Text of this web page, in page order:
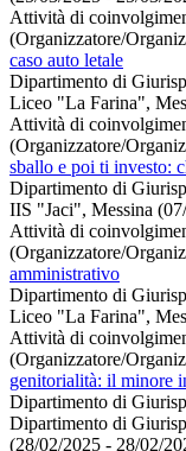
Attività di
(Organizzatore/
caso auto letale
Dipartimento di
Liceo "La Farina",
Attività di
(Organizzatore/
sballo e poi ti investo:
Dipartimento di
IIS "Jaci", Messina
Attività di
(Organizzatore/
amministrativo
Dipartimento di
Liceo "La Farina",
Attività di
(Organizzatore/
genitorialità: il minore
Dipartimento di
Dipartimento di
(28/02/2025 - 28/02/